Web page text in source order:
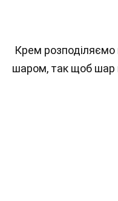
Крем
шаром, так щоб шар